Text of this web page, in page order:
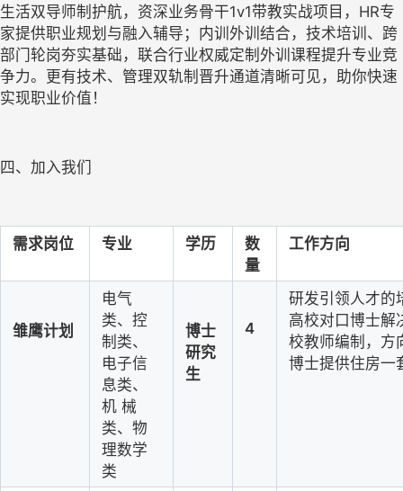
生活双导师制护航，资深业务骨干1v1带教实战项目，HR专
家提供职业规划与融入辅导；内训外训结合，技术培训、跨
部门轮岗夯实基础，联合行业权威定制外训课程提升专业竞
争力。更有技术、管理双轨制晋升通道清晰可见，助你快速
实现职业价值！
四、加入我们
需求岗位 专业 学历
数
量
工作方向
雏鹰计划
电气
类、控
制类、
电子信
息类、
机 械
类、物
理数学
类
博士
研究
生
4
研发引领人才的
高校对口博士解
校教师编制，方
博士提供住房一